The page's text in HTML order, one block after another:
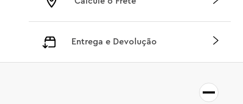
Entrega e Devolução